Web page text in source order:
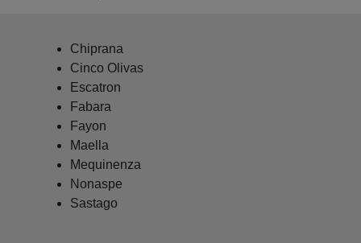
Chiprana
Cinco Olivas
Escatron
Fabara
Fayon
Maella
Mequinenza
Nonaspe
Sastago